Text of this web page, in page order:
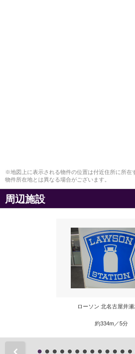
※地図上に表示される物件の位置は付近住所に所在
物件所在地とは異なる場合がございます。
周辺施設
ローソン 北名古屋井
約334m／5分